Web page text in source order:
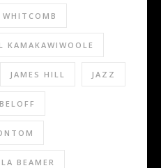
WHITCOMB
KAMAKAWIWOOLE
JAMES HILL JAZZ
BEAMER